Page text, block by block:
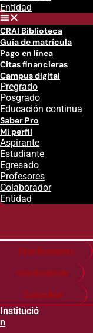
Entidad
CRAI Biblioteca
Guía de matrícula
Pago en línea
Citas financieras
Campus digital
Pregrado
Posgrado
Educación continua
Saber Pro
Mi perfil
Aspirante
Estudiante
Egresado
Profesores
Colaborador
Entidad
Citas financieras
Guía de matricula
Pago en línea
Institució
n